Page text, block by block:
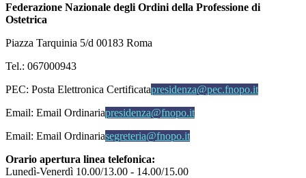
Federazione Nazionale degli Ordini della Professione di
Ostetrica
Piazza Tarquinia 5/d 00183 Roma
Tel.: 067000943
PEC: Posta Elettronica Certificatapresidenza@pec.fnopo.it
Email: Email Ordinariapresidenza@fnopo.it
Email: Email Ordinariasegreteria@fnopo.it
Orario apertura linea telefonica:
Lunedì-Venerdì 10.00/13.00 - 14.00/15.00